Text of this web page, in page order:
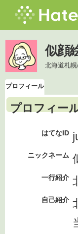
似顔
北海道札幌
プロフィール
プロフィー
はてなID
ニックネーム
一行紹介
自己紹介